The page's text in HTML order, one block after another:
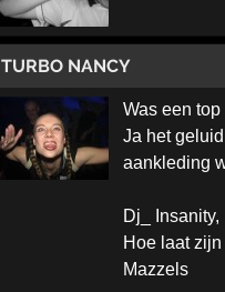
TURBO NANCY
Was een top
Ja het
aankleding
Dj_ Insanity,
Hoe laat
Mazzels